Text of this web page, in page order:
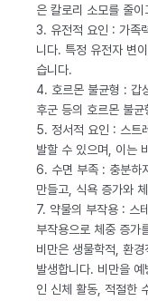
은 칼로리 소모를 줄
3. 유전적 요인 : 가족
니다. 특정 유전자 변
습니다.
4. 호르몬 불균형 : 갑
후군 등의 호르몬 불
5. 정서적 요인 : 스트
발할 수 있으며, 이는
6. 수면 부족 : 충분하
만들고, 식욕 증가와
7. 약물의 부작용 : 스
부작용으로 체중 증가
비만은 생물학적, 환
발생합니다. 비만을
인 신체 활동, 적절한